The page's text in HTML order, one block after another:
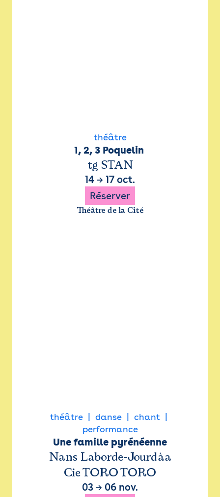
théâtre
1, 2, 3 Poquelin
tg STAN
14 → 17 oct.
Réserver
Théâtre de la Cité
théâtre danse
chant
performance
Une famille pyrénéenne
Nans Laborde-Jourdàa
Cie TORO TORO
03 → 06 nov.